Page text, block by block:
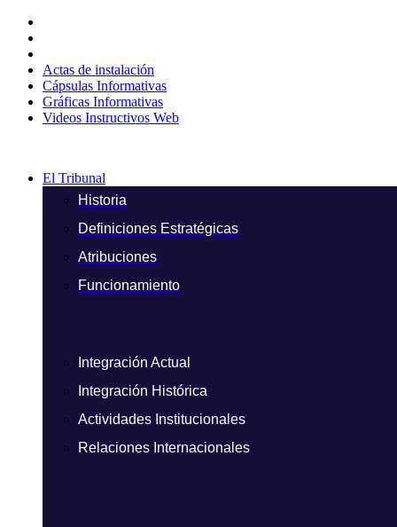
contenido
Actas de instalación
Cápsulas Informativas
Gráficas Informativas
Videos Instructivos Web
El Tribunal
Historia
Definiciones Estratégicas
Atribuciones
Funcionamiento
Integración Actual
Integración Histórica
Actividades Institucionales
Relaciones Internacionales